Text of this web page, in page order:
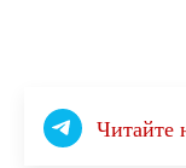
Читайте